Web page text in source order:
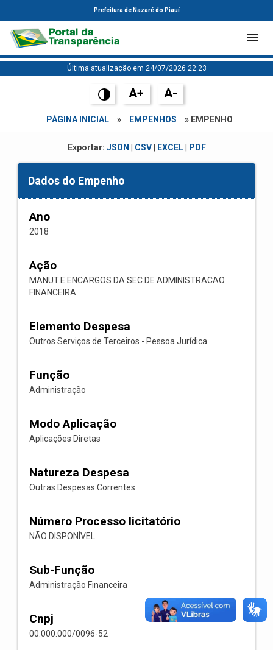
Prefeitura de Nazaré do Piauí
Última atualização em 24/07/2026 22:23
A+ A-
PÁGINA INICIAL » EMPENHOS » EMPENHO
Exportar: JSON CSV| EXCEL| PDF
Dados do Empenho
Ano
2018
Ação
MANUT.E ENCARGOS DA SEC.DE ADMINISTRACAO
FINANCEIRA
Elemento Despesa
Outros Serviços de Terceiros - Pessoa Jurídica
Função
Administração
Modo Aplicação
Aplicações Diretas
Natureza Despesa
Outras Despesas Correntes
Número Processo licitatório
NÃO DISPONÍVEL
Sub-Função
Administração Financeira
Cnpj
00.000.000/0096-52